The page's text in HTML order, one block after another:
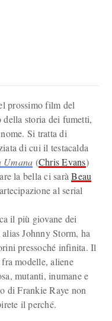
prossimo film del
della storia dei fumetti,
Si tratta di
di cui il testacalda
Umana (Chris Evans)
la bella ci saràBeau
al serial
il più giovane dei
Johnny Storm, ha
pressoché infinita. Il
modelle, aliene
mutanti, inumane e
di Frankie Raye non
il perché.